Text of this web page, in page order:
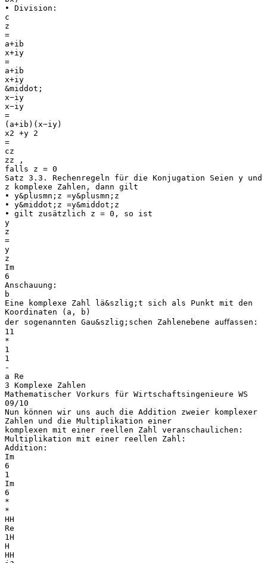
• Division:
c
z
=
a+ib
x+iy
=
a+ib
x+iy
&middot;
x−iy
x−iy
=
(a+ib)(x−iy)
x2 +y 2
=
cz
zz ,
falls z = 0
Satz 3.3. Rechenregeln für die Konjugation Seien y und
z komplexe Zahlen, dann gilt
• y&plusmn;z =y&plusmn;z
• y&middot;z =y&middot;z
• gilt zusätzlich z = 0, so ist
y
z
=
y
z
Im
6
Anschauung:
b
Eine komplexe Zahl lä&szlig;t sich als Punkt mit den
Koordinaten (a, b)
der sogenannten Gau&szlig;schen Zahlenebene auﬀassen:
11
*
1
1
-
a Re
3 Komplexe Zahlen
Mathematischer Vorkurs für Wirtschaftsingenieure WS
09/10
Nun können wir uns auch die Addition zweier komplexer
Zahlen und die Multiplikation einer
komplexen mit einer reellen Zahl veranschaulichen:
Multiplikation mit einer reellen Zahl:
Addition:
Im
6
1
Im
6
*
*
HH
Re
1H
H
HH